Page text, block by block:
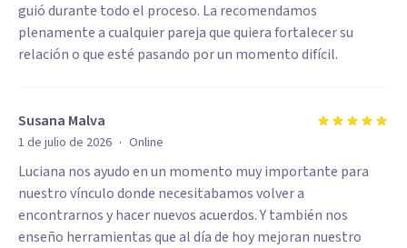
guió durante todo el proceso. La recomendamos
plenamente a cualquier pareja que quiera fortalecer su
relación o que esté pasando por un momento difícil.
Susana Malva
1 de julio de 2026 · Online
Luciana nos ayudo en un momento muy importante para
nuestro vínculo donde necesitabamos volver a
encontrarnos y hacer nuevos acuerdos. Y también nos
enseño herramientas que al día de hoy mejoran nuestro